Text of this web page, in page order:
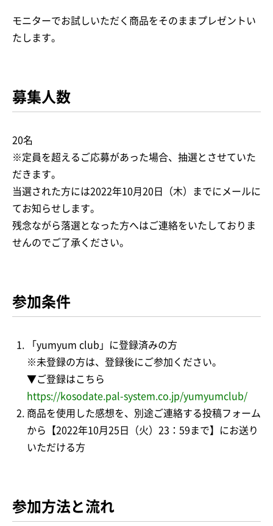
モニターでお試しいただく商品をそのままプレゼントい
たします。
募集人数
20名
※定員を超えるご応募があった場合、抽選とさせていた
だきます。
当選された方には2022年10月20日（木）までにメールに
てお知らせします。
残念ながら落選となった方へはご連絡をいたしておりま
せんのでご了承ください。
参加条件
「yumyum club」に登録済みの方
※未登録の方は、登録後にご参加ください。
▼ご登録はこちら
https://kosodate.pal-system.co.jp/yumyumclub/
商品を使用した感想を、別途ご連絡する投稿フォーム
から【2022年10月25日（火）23：59まで】にお送り
いただける方
参加方法と流れ